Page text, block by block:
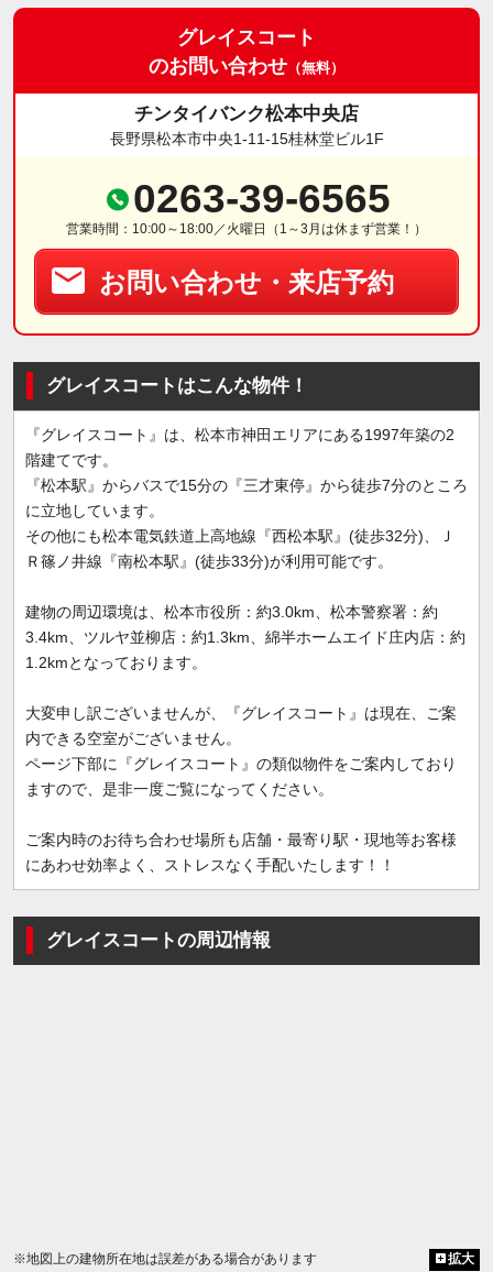
グレイスコート
のお問い合わせ （無料）
チンタイバンク松本中央店
長野県松本市中央1-11-15桂林堂ビル1F
0263-39-6565
営業時間：10:00～18:00／火曜日（1～3月は休まず営業！）
お問い合わせ・来店予約
グレイスコートはこんな物件！
『グレイスコート』は、松本市神田エリアにある1997年築の2
階建てです。
『松本駅』からバスで15分の『三才東停』から徒歩7分のところ
に立地しています。
その他にも松本電気鉄道上高地線『西松本駅』(徒歩32分)、Ｊ
Ｒ篠ノ井線『南松本駅』(徒歩33分)が利用可能です。
建物の周辺環境は、松本市役所：約3.0km、松本警察署：約
3.4km、ツルヤ並柳店：約1.3km、綿半ホームエイド庄内店：約
1.2kmとなっております。
大変申し訳ございませんが、『グレイスコート』は現在、ご案
内できる空室がございません。
ページ下部に『グレイスコート』の類似物件をご案内しており
ますので、是非一度ご覧になってください。
ご案内時のお待ち合わせ場所も店舗・最寄り駅・現地等お客様
にあわせ効率よく、ストレスなく手配いたします！！
グレイスコートの周辺情報
※地図上の建物所在地は誤差がある場合があります 拡大